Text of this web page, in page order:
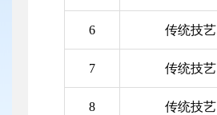
6 传统技艺
7 传统技艺
8 传统技艺